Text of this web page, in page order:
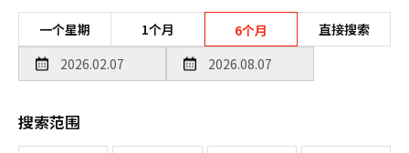
一个星期 1个月 6个月 直接搜索
搜索范围